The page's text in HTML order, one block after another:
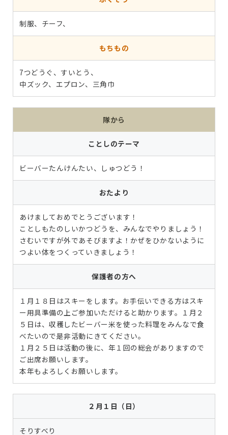
制服、チーフ、
もちもの
7つどうぐ、すいとう、
中ズック、エプロン、三角巾
隊から
ことしのテーマ
ビーバーたんけんたい、しゅつどう！
おたより
あけましておめでとうございます！
ことしもたのしいかつどうを、みんなでやりましょう！
さむいですが外であそびますよ！かぜをひかないように
つよい体をつくっていきましょう！
保護者の方へ
１月１８日はスキーをします。お手伝いできる方はスキ
ー用具準備の上ご参加いただけると助かります。１月２
５日は、収穫したビーバー米を使った料理をみんなで食
べたいので是非活動にきてください。
１月２５日は活動の後に、年１回の総会がありますので
ご出席お願いします。
本年もよろしくお願いします。
２月１日（日）
そりすべり